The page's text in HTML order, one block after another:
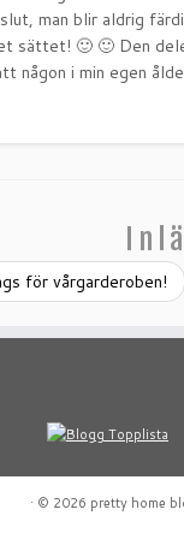
man blir aldrig
sättet! 🙂 🙂 Den
någon i min egen
för vårgarderoben!
· © 2026 pretty home